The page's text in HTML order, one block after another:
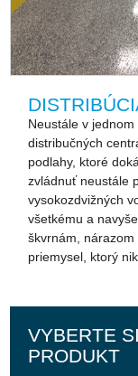
Neustále v
distribučných
podlahy, ktoré
zvládnuť neustále
vysokozdvižných
všetkému a
škvrnám,
priemysel, ktorý
VYBERTE
PRODUKT